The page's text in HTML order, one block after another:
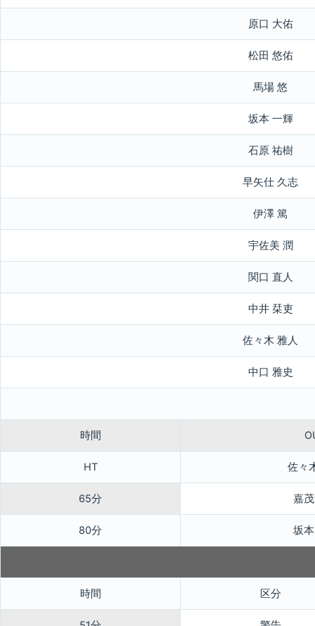
原口 大佑
松田 悠佑
馬場 悠
坂本 一輝
石原 祐樹
早矢仕 久志
伊澤 篤
宇佐美 潤
関口 直人
中井 栞吏
佐々木 雅人
中口 雅史
時間
HT 佐々
65分 嘉
80分 坂
時間 区分